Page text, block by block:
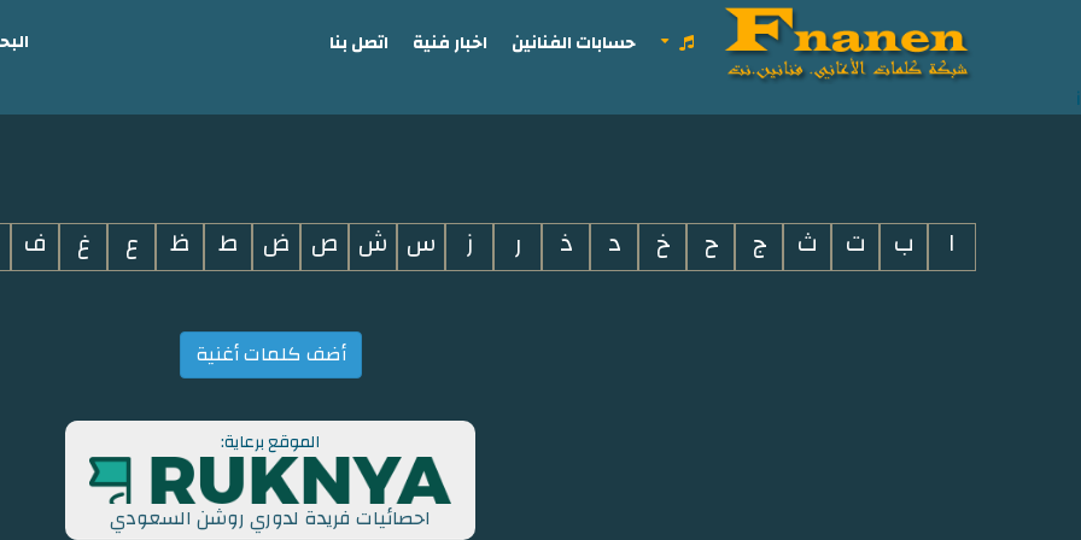
i
حسابات الفنانين اخبار فنية اتصل بنا
ا ب ت ث ج ح خ د ذ ر ز س ش ص ض ط ظ ع غ ف
أضف كلمات أغنية
الموقع برعاية:
احصائيات فريدة لدوري روشن السعودي